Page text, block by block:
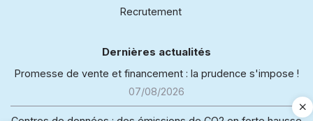
Recrutement
Dernières actualités
Promesse de vente et financement : la prudence s'impose !
07/08/2026